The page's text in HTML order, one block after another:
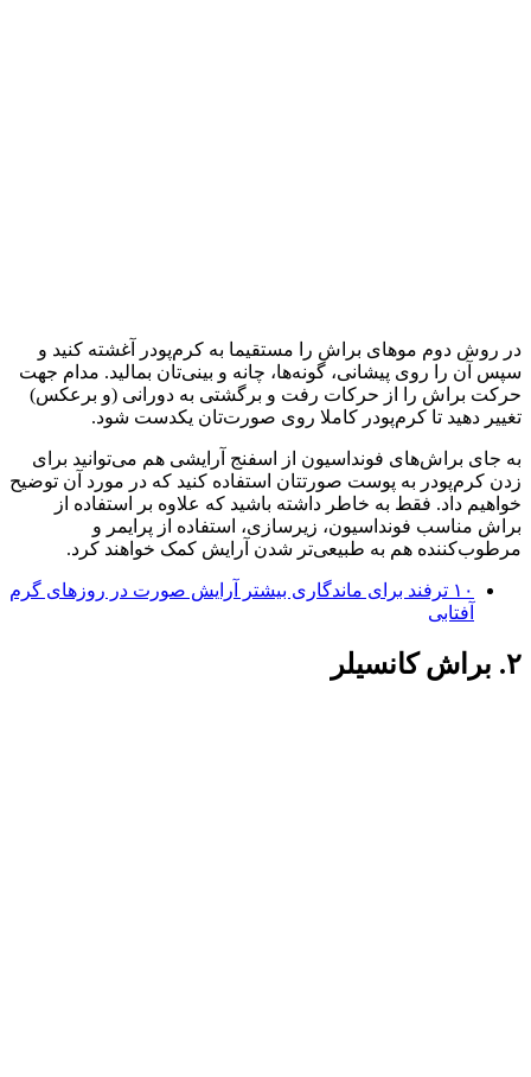
در روش دوم موهای براش را مستقیما به کرم‌پودر آغشته کنید و
سپس آن را روی پیشانی، گونه‌ها، چانه و بینی‌تان بمالید. مدام جهت
حرکت براش را از حرکات رفت و برگشتی به دورانی (و برعکس)
تغییر دهید تا کرم‌پودر کاملا روی صورت‌تان یکدست شود.
به جای براش‌های فونداسیون از اسفنج آرایشی هم می‌توانید برای
زدن کرم‌پودر به پوست صورتتان استفاده کنید که در مورد آن توضیح
خواهیم داد. فقط به خاطر داشته باشید که علاوه بر استفاده از
براش مناسب فونداسیون، زیر‌سازی، استفاده از پرایمر و
مرطوب‌کننده هم به طبیعی‌تر شدن آرایش کمک خواهند کرد.
۱۰ ترفند برای ماندگاری بیشتر آرایش صورت در روزهای گرم
آفتابی
۲. براش کانسیلر